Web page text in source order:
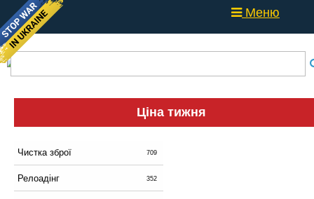
Меню
Ціна тижня
Чистка зброї 709
Релоадінг 352